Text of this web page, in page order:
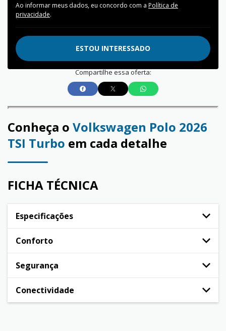
Ao informar meus dados, eu concordo com a Política de
privacidade.
ESTOU INTERESSADO
Compartilhe essa oferta:
Conheça o Volkswagen Polo 2026
TSI Turbo em cada detalhe
FICHA TÉCNICA
Especificações
Conforto
Segurança
Conectividade